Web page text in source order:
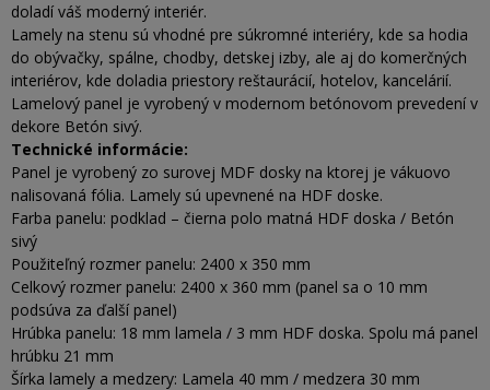
doladí váš moderný interiér.
Lamely na stenu sú vhodné pre súkromné interiéry, kde sa hodia
do obývačky, spálne, chodby, detskej izby, ale aj do komerčných
interiérov, kde doladia priestory reštaurácií, hotelov, kancelárií.
Lamelový panel je vyrobený v modernom betónovom prevedení v
dekore Betón sivý.
Technické informácie:
Panel je vyrobený zo surovej MDF dosky na ktorej je vákuovo
nalisovaná fólia. Lamely sú upevnené na HDF doske.
Farba panelu: podklad – čierna polo matná HDF doska / Betón
sivý
Použiteľný rozmer panelu: 2400 x 350 mm
Celkový rozmer panelu: 2400 x 360 mm (panel sa o 10 mm
podsúva za ďalší panel)
Hrúbka panelu: 18 mm lamela / 3 mm HDF doska. Spolu má panel
hrúbku 21 mm
Šírka lamely a medzery: Lamela 40 mm / medzera 30 mm